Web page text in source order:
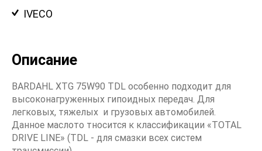
IVECO
Описание
BARDAHL XTG 75W90 TDL особенно подходит для
высоконагруженных гипоидных передач. Для
легковых, тяжелых и грузовых автомобилей.
Данное маслото тносится к классификации «TOTAL
DRIVE LINE» (TDL - для смазки всех систем